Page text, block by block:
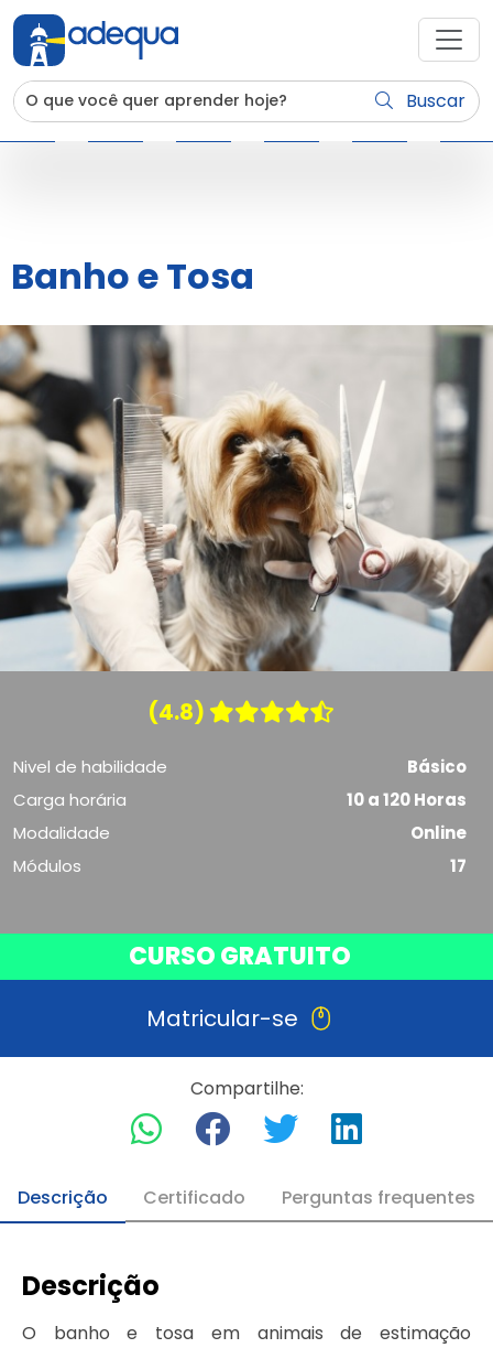
Buscar
Banho e Tosa
(4.8)
Nivel de habilidade
Básico
Carga horária
10 a 120 Horas
Modalidade
Online
Módulos
17
CURSO GRATUITO
Matricular-se
Compartilhe:
Descrição Certificado Perguntas frequentes
Descrição
O banho e tosa em animais de estimação